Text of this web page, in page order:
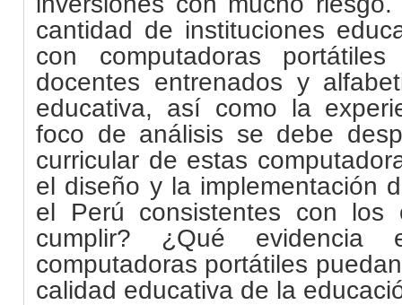
cantidad de instituciones
con computadoras
docentes entrenados y
educativa, así como la
foco de análisis se debe
curricular de estas
el diseño y la implementación
el Perú consistentes con los
cumplir? ¿Qué
computadoras portátiles
calidad educativa de la